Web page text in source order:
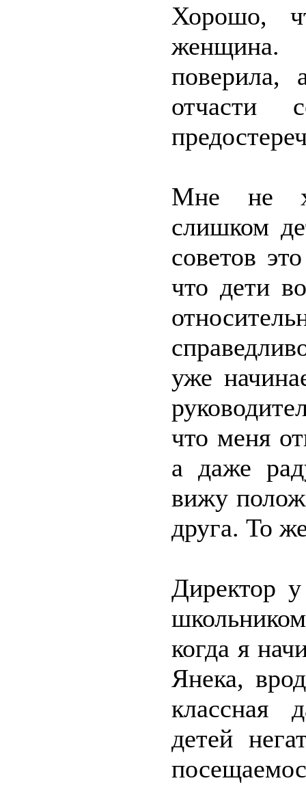
Хорошо,
поверила,
отчасти
Мне не
слишком
советов
что дети
уже
что меня
а даже
вижу
друга. То
Директор
когда я
Янека,
классная
детей